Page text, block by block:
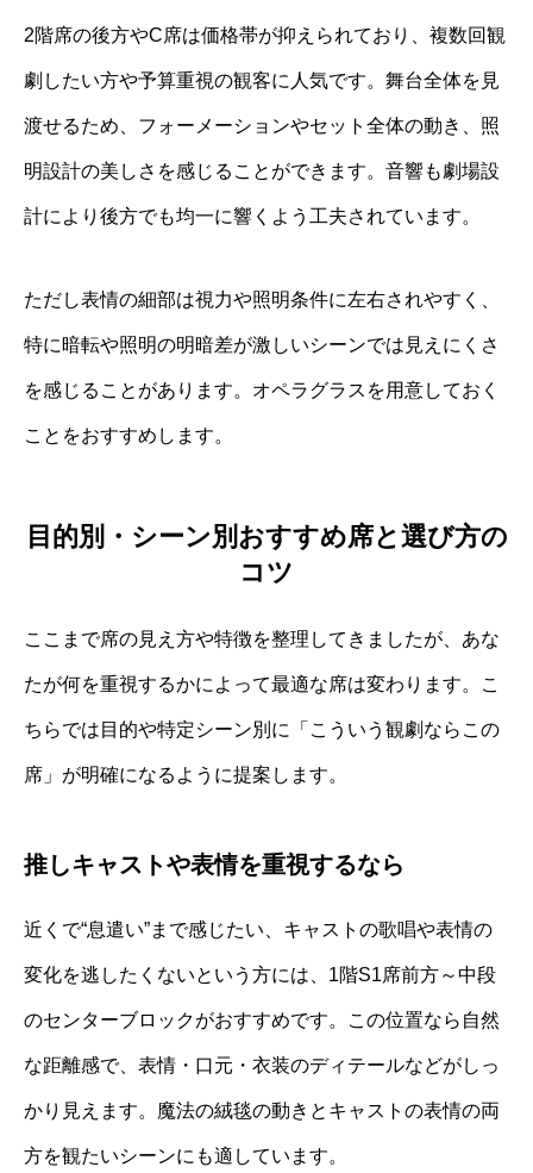
2階席の後方やC席は価格帯が抑えられており、複数回観
劇したい方や予算重視の観客に人気です。舞台全体を見
渡せるため、フォーメーションやセット全体の動き、照
明設計の美しさを感じることができます。音響も劇場設
計により後方でも均一に響くよう工夫されています。
ただし表情の細部は視力や照明条件に左右されやすく、
特に暗転や照明の明暗差が激しいシーンでは見えにくさ
を感じることがあります。オペラグラスを用意しておく
ことをおすすめします。
目的別・シーン別おすすめ席と選び方の
コツ
ここまで席の見え方や特徴を整理してきましたが、あな
たが何を重視するかによって最適な席は変わります。こ
ちらでは目的や特定シーン別に「こういう観劇ならこの
席」が明確になるように提案します。
推しキャストや表情を重視するなら
近くで“息遣い”まで感じたい、キャストの歌唱や表情の
変化を逃したくないという方には、1階S1席前方～中段
のセンターブロックがおすすめです。この位置なら自然
な距離感で、表情・口元・衣装のディテールなどがしっ
かり見えます。魔法の絨毯の動きとキャストの表情の両
方を観たいシーンにも適しています。